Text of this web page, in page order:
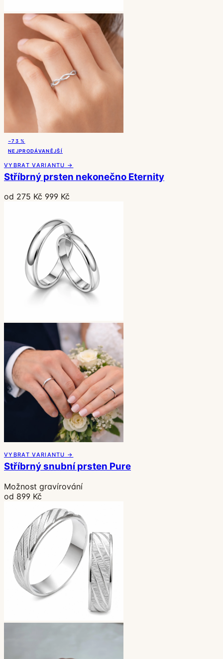
−73 %
NEJPRODÁVANĚJŠÍ
VYBRAT VARIANTU →
Stříbrný prsten nekonečno Eternity
od 275 Kč 999 Kč
VYBRAT VARIANTU →
Stříbrný snubní prsten Pure
Možnost gravírování
od 899 Kč